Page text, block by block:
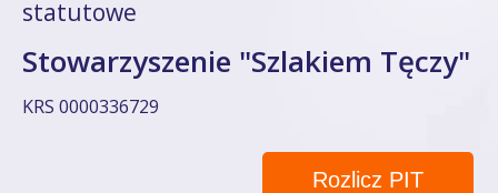
statutowe
Stowarzyszenie "Szlakiem Tęczy"
KRS 0000336729
Rozlicz PIT